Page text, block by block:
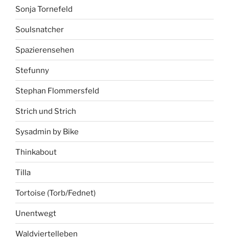
Sonja Tornefeld
Soulsnatcher
Spazierensehen
Stefunny
Stephan Flommersfeld
Strich und Strich
Sysadmin by Bike
Thinkabout
Tilla
Tortoise (Torb/Fednet)
Unentwegt
Waldviertelleben